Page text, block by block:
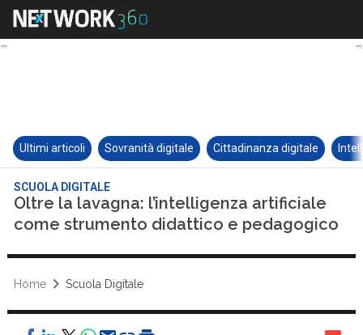
Ultimi articoli Sovranità digitale Cittadinanza digitale
SCUOLA DIGITALE
Oltre la lavagna: l’intelligenza artificiale
come strumento didattico e pedagogico
Home Scuola Digitale